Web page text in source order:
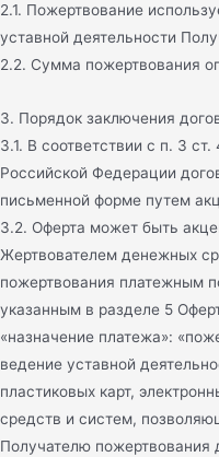
2.1. Пожертвование
уставной деятельности
2.2. Сумма пожертвования
3. Порядок заключения
3.1. В соответствии с п. 3
Российской Федерации
письменной форме путем
3.2. Оферта может быть
Жертвователем денежных
пожертвования платежным
указанным в разделе 5
«назначение платежа»:
ведение уставной
пластиковых карт,
средств и систем,
Получателю пожертвования